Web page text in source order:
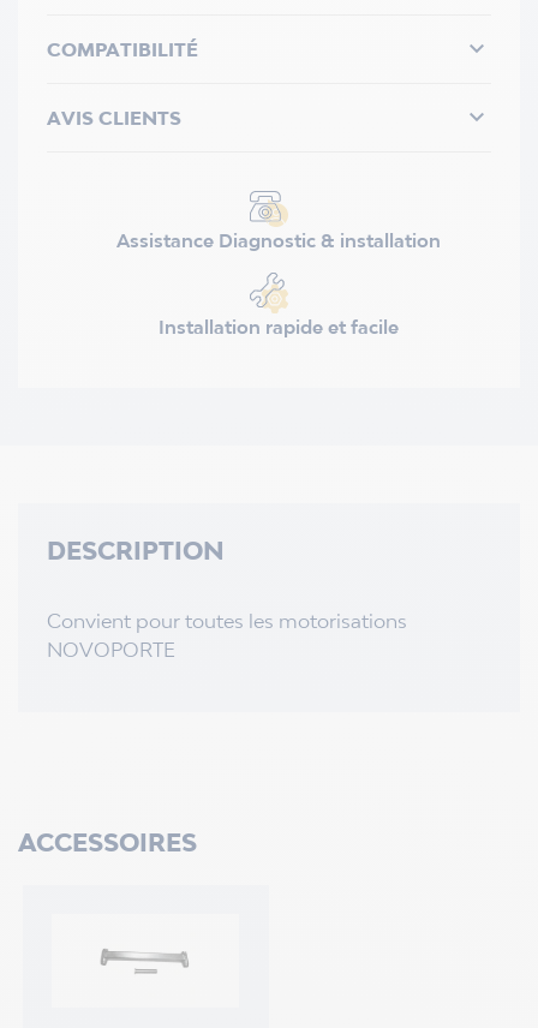
COMPATIBILITÉ 
AVIS CLIENTS 
Assistance Diagnostic & installation
Installation rapide et facile
DESCRIPTION
Convient pour toutes les motorisations
NOVOPORTE
ACCESSOIRES